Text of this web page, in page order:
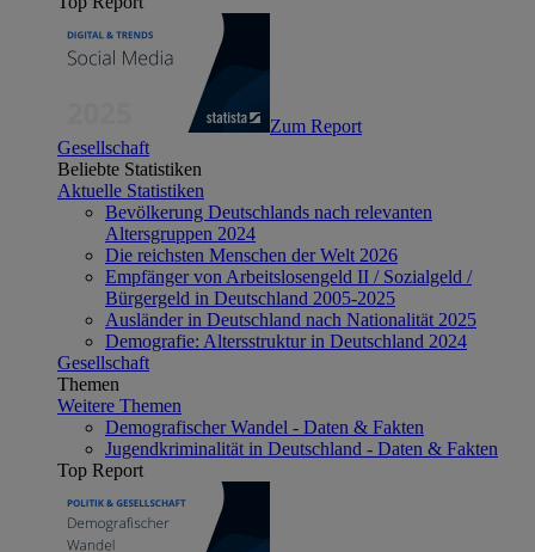
Zum Report
Gesellschaft
Beliebte Statistiken
Aktuelle Statistiken
Bevölkerung Deutschlands nach relevanten
Altersgruppen 2024
Die reichsten Menschen der Welt 2026
Empfänger von Arbeitslosengeld II / Sozialgeld /
Bürgergeld in Deutschland 2005-2025
Ausländer in Deutschland nach Nationalität 2025
Demografie: Altersstruktur in Deutschland 2024
Gesellschaft
Themen
Weitere Themen
Demografischer Wandel - Daten & Fakten
Jugendkriminalität in Deutschland - Daten & Fakten
Top Report